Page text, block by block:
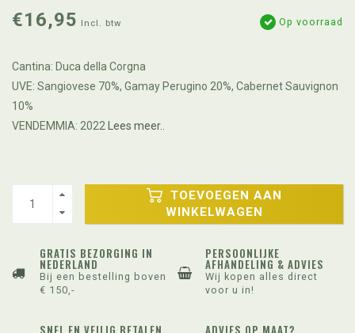
€16,95 Incl. btw Op voorraad
Cantina: Duca della Corgna
UVE: Sangiovese 70%, Gamay Perugino 20%, Cabernet Sauvignon
10%
VENDEMMIA: 2022 Lees meer..
TOEVOEGEN AAN
WINKELWAGEN
GRATIS BEZORGING IN
NEDERLAND
Bij een bestelling boven
€ 150,-
PERSOONLIJKE
AFHANDELING & ADVIES
Wij kopen alles direct
voor u in!